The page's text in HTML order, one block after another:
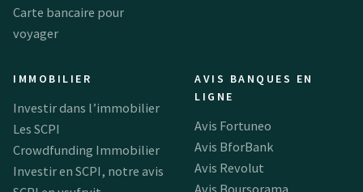
Carte bancaire pour
voyager
IMMOBILIER
Investir dans l’immobilier
Les SCPI
Crowdfunding Immobilier
Investir en SCPI, notre avis
AVIS BANQUES EN
LIGNE
Avis Fortuneo
Avis BforBank
Avis Revolut
Avis Boursorama